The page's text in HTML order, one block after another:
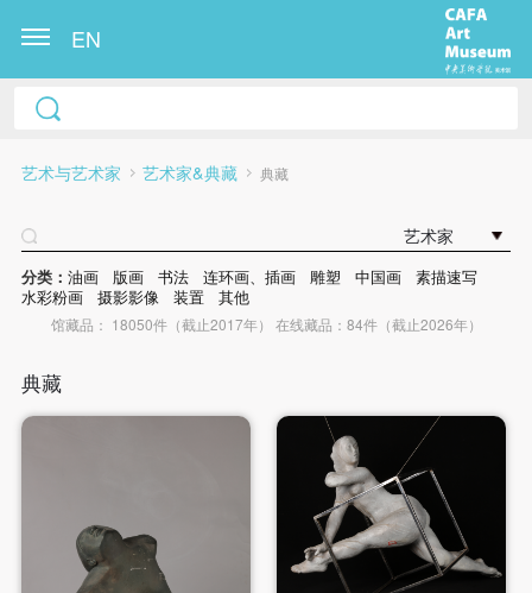
EN
艺术与艺术家 艺术家&典藏 典藏
艺术家
分类： 油画 版画 书法 连环画、插画 雕塑 中国画
素描速写
水彩粉画
摄影影像 装置 其他
馆藏品： 18050件（截止2017年） 在线藏品：84件（截止2026年）
典藏